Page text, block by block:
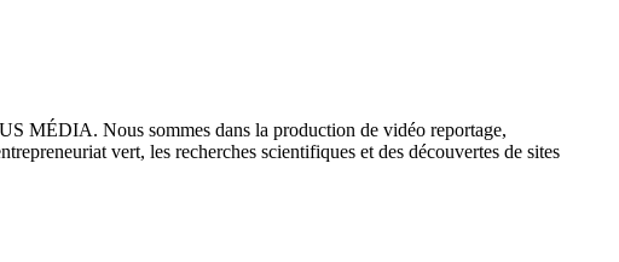
MÉDIA. Nous sommes dans la production de vidéo reportage,
vert, les recherches scientifiques et des découvertes de sites